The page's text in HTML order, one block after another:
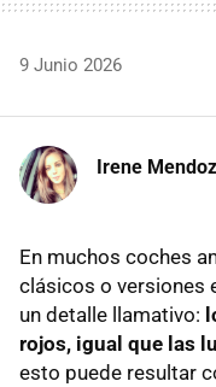
9 Junio 2026
Irene
En muchos coches
clásicos o versiones
un detalle llamativo:
rojos, igual que las
esto puede resultar